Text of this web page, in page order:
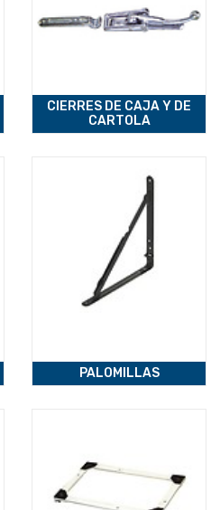
CIERRES DE CAJA Y DE
CARTOLA
PALOMILLAS